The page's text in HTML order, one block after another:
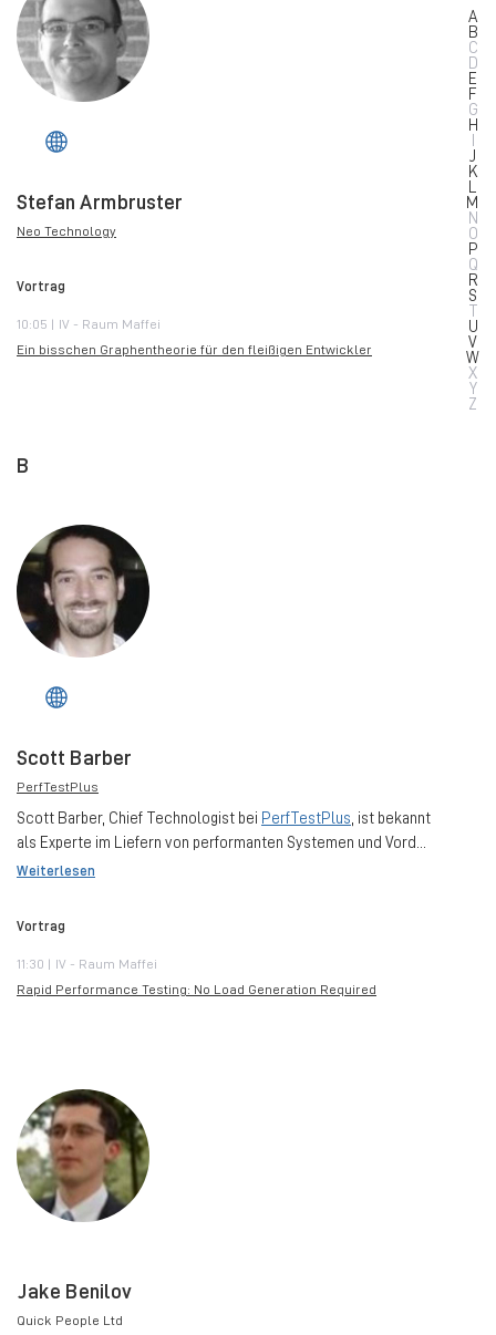
A
B
C
D
E
F
G
H
I
J
K
L
M
N
O
P
Q
R
S
T
U
V
W
X
Y
Z
Stefan Armbruster
Neo Technology
Vortrag
10:05 | IV - Raum Maffei
Ein bisschen Graphentheorie für den fleißigen Entwickler
B
Scott Barber
PerfTestPlus
Scott Barber, Chief Technologist bei PerfTestPlus , ist bekannt
als Experte im Liefern von performanten Systemen und Vord...
Weiterlesen
Vortrag
11:30 | IV - Raum Maffei
Rapid Performance Testing: No Load Generation Required
Jake Benilov
Quick People Ltd